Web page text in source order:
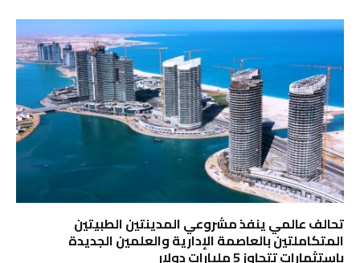
تحالف عالمي ينفذ مشروعي المدينتين الطبيتين
المتكاملتين بالعاصمة الإدارية والعلمين الجديدة
باستثمارات تتجاوز 5 مليارات دولار